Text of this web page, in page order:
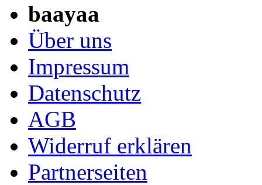
baayaa
Über uns
Impressum
Datenschutz
AGB
Widerruf erklären
Partnerseiten